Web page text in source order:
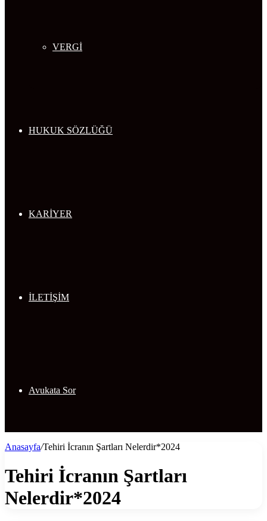
VERGİ
HUKUK SÖZLÜĞÜ
KARİYER
İLETİŞİM
Avukata Sor
Anasayfa/Tehiri İcranın Şartları Nelerdir*2024
Tehiri İcranın Şartları
Nelerdir*2024